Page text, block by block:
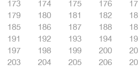
173 174 175 176
179
180 181 182
185
186 187 188
191
192 193 194
197
198 199 200
203
204 205 206